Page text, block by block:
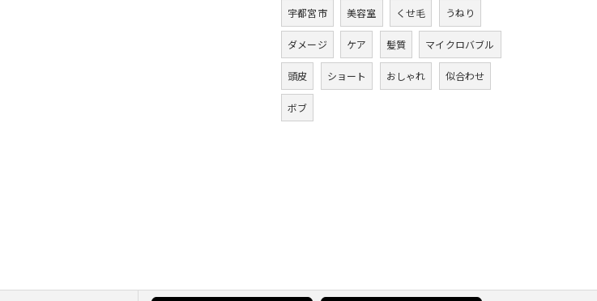
宇都宮市 美容室 くせ毛 うねり
ダメージ ケア 髪質 マイクロバブル
頭皮 ショート おしゃれ 似合わせ
ボブ